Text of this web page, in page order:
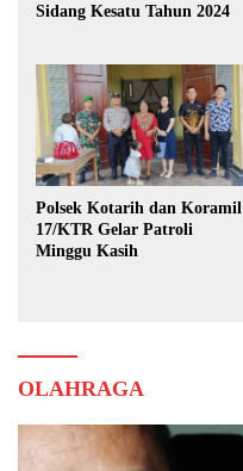
Sidang Kesatu Tahun 2024
Polsek Kotarih dan Koramil
17/KTR Gelar Patroli
Minggu Kasih
OLAHRAGA